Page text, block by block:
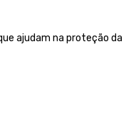
ajudam na proteção da